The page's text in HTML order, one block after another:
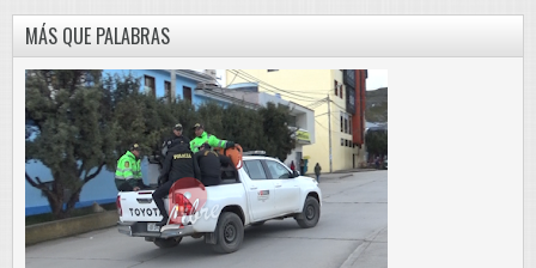
MÁS QUE PALABRAS